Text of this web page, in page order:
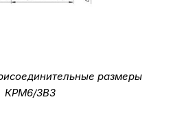
размеры
КРМ6/3В3